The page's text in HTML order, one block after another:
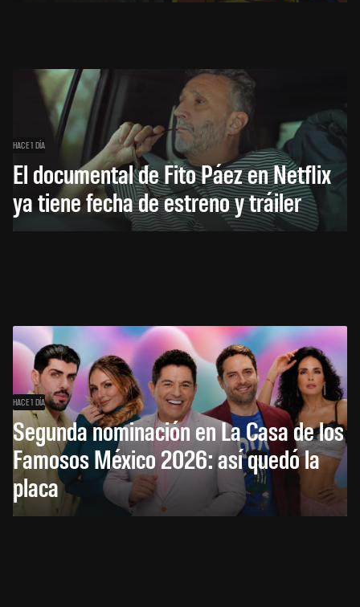
HACE 1 DÍA
El documental de Fito Páez en Netflix
ya tiene fecha de estreno y tráiler
HACE 1 DÍA
Segunda nominación en La Casa de los
Famosos México 2026: así quedó la
placa